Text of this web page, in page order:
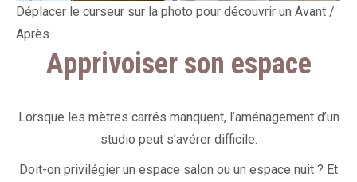
Déplacer le curseur sur la photo pour découvrir un Avant /
Après
Apprivoiser son espace
Lorsque les mètres carrés manquent, l’aménagement d’un
studio peut s’avérer difficile.
Doit-on privilégier un espace salon ou un espace nuit ? Et